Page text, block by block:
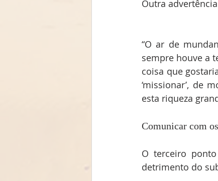
Outra
“O ar de
sempre houve a
coisa que
‘missionar’, de
esta riqueza
Comunicar com
O terceiro
detrimento do